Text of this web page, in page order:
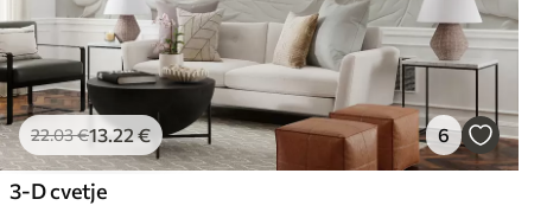
22.03€13.22 € 6
3-D cvetje